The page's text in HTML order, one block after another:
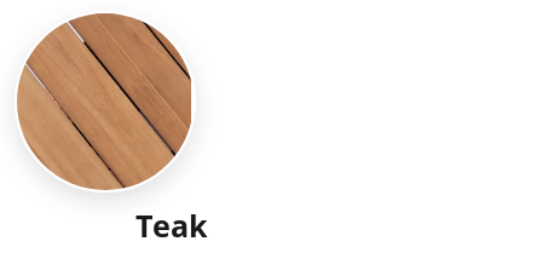
Teak